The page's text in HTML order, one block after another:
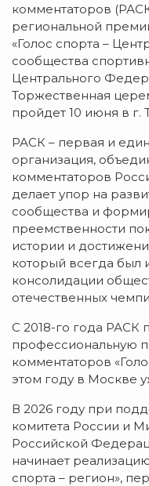
комментаторов
региональной
«Голос спорта –
сообщества
Центрального
Торжественная
пройдет 10 июня в г.
РАСК – первая и
организация,
комментаторов
делает упор на
сообщества и
преемственности
истории и
который всегда был
консолидации
отечественных
С 2018-го года РАСК
профессиональную
комментаторов
этом году в Москве
В 2026 году при
комитета России и
Российской
начинает
спорта – регион»,